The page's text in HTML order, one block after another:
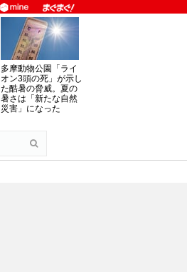
多摩動物公園「ライ
オン3頭の死」が示し
た酷暑の脅威。夏の
暑さは「新たな自然
災害」になった